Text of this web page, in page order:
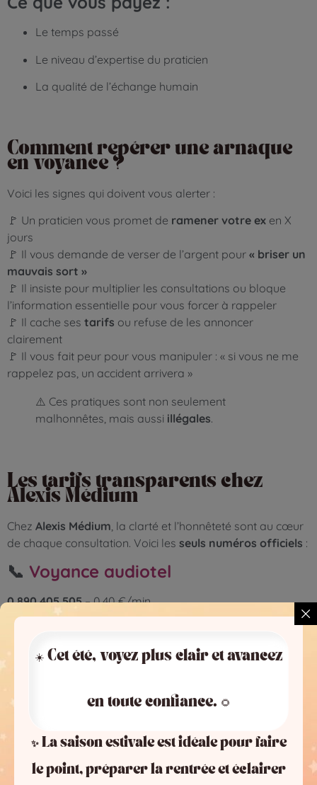
Le temps passé
Le niveau d’expertise du praticien
La qualité de l’échange humain
Comment repérer une arnaque
en voyance ?
Voici les signes qui doivent vous alerter :
🚩 Un praticien vous promet de ramener votre ex en X
jours
🚩 Il vous demande de verser de l’argent pour « briser un
mauvais sort »
🚩 Il insiste pour multiplier les consultations ou bloque
l’information essentielle pour vous forcer à rappeler
🚩 Il cache ses tarifs ou refuse de les annoncer
clairement
🚩 Il vous fait peur pour vous manipuler : « si vous ne me
rappelez pas, un accident arrivera »
⚠️ Ces pratiques sont non seulement
malhonnêtes, mais aussi illégales.
Les tarifs transparents chez
Alexis Médium
Chez Alexis Médium, la clarté et l’honnêteté sont au cœur
de chaque consultation. Voici les seuls numéros officiels :
📞 Voyance audiotel
0 890 405 505– 0,40 €/min
➡️ Idéal pour une question urgente ou un test rapide
Voyance privée
➡️ Pour un accompagnement plus personnalisé et
📍 Consultations aussi disponiblespar chat ou mail
🔗 Site officiel :www.alexis-medium.com
☀️ Cet été, voyez plus clair et avancez
en toute confiance. 🌻
✨ La saison estivale est idéale pour faire
le point, préparer la rentrée et éclairer